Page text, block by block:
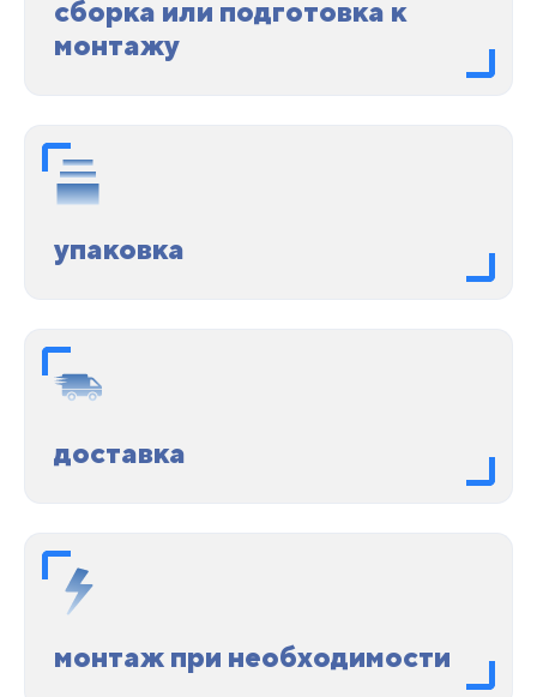
сборка или подготовка к
монтажу
упаковка
доставка
монтаж при необходимости